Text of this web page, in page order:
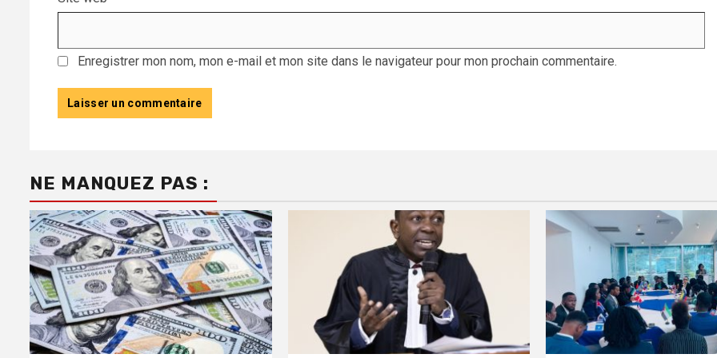
Enregistrer mon nom, mon e-mail et mon site dans le navigateur pour mon prochain commentaire.
NE MANQUEZ PAS :